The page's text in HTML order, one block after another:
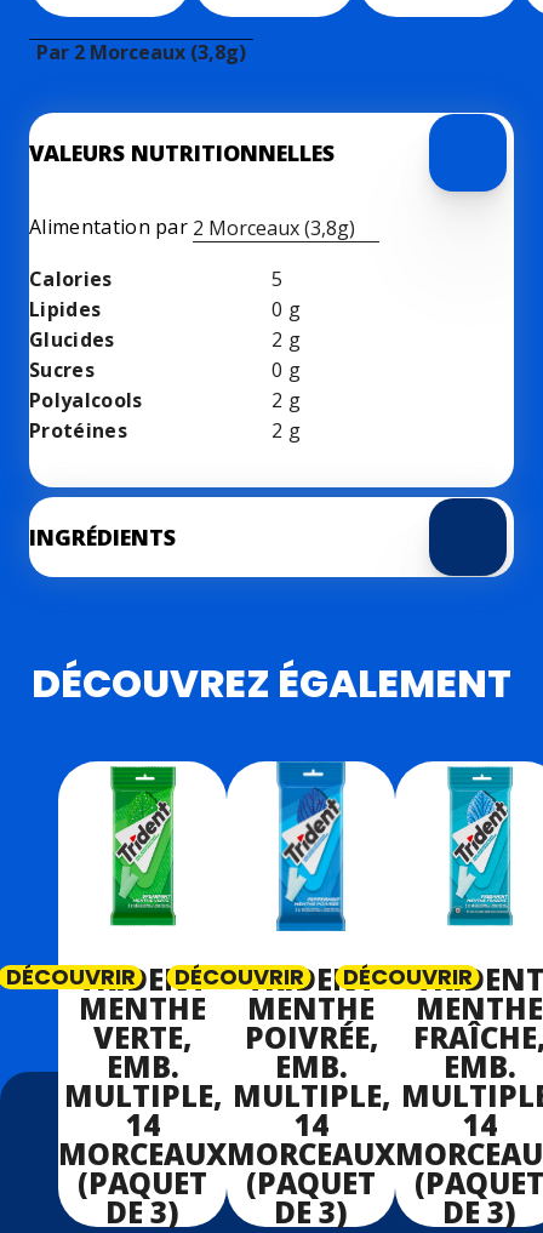
Par 2 Morceaux (3,8g)
VALEURS NUTRITIONNELLES
Alimentation par 2 Morceaux (3,8g)
Calories
5
Lipides
0 g
Glucides
2 g
Sucres
0 g
Polyalcools
2 g
Protéines
2 g
INGRÉDIENTS
DÉCOUVREZ ÉGALEMENT
TRIDENT
MENTHE
VERTE,
EMB.
MULTIPLE,
14
MORCEAUX
(PAQUET
DE 3)
DÉCOUVRIR TRIDENT
MENTHE
POIVRÉE,
EMB.
MULTIPLE,
14
MORCEAUX
(PAQUET
DE 3)
DÉCOUVRIR TRIDENT
MENTHE
EMB.
14
(PAQUET
DE 3)
DÉCOUVRIR